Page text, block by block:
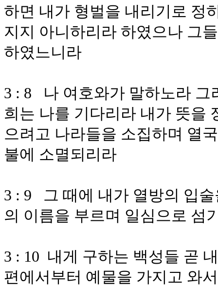
하면 내가 형벌을 내리기로 정
지지 아니하리라 하였으나 그
하였느니라
3 : 8 나 여호와가 말하노라 그
희는 나를 기다리라 내가 뜻을
으려고 나라들을 소집하며 열
불에 소멸되리라
3 : 9 그 때에 내가 열방의 입
의 이름을 부르며 일심으로 섬
3 : 10 내게 구하는 백성들 곧
편에서부터 예물을 가지고 와